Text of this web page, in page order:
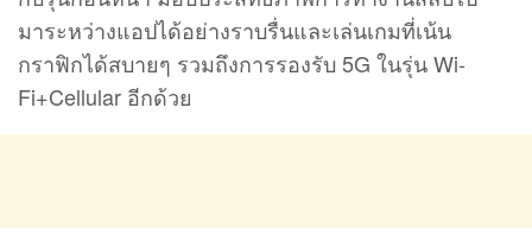
มาระหว่างแอปได้อย่างราบรื่นและเล่นเกมที่เน้น
กราฟิกได้สบายๆ รวมถึงการรองรับ 5G ในรุ่น Wi-
Fi+Cellular อีกด้วย